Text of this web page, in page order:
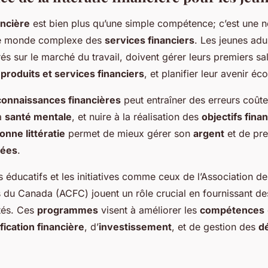
est bien plus qu’une simple compétence; c’est une
monde complexe des services financiers. Les jeunes
sur le marché du travail, doivent gérer leurs premiers
produits et services financiers, et planifier leur avenir
financières peut entraîner des erreurs
santé mentale, et nuire à la réalisation des objectifs
littératie permet de mieux gérer son argent et de
.
éducatifs et les initiatives comme ceux de l’Association
du Canada (ACFC) jouent un rôle crucial en fournissant
Ces programmes visent à améliorer les compétences
financière, d’investissement, et de gestion des